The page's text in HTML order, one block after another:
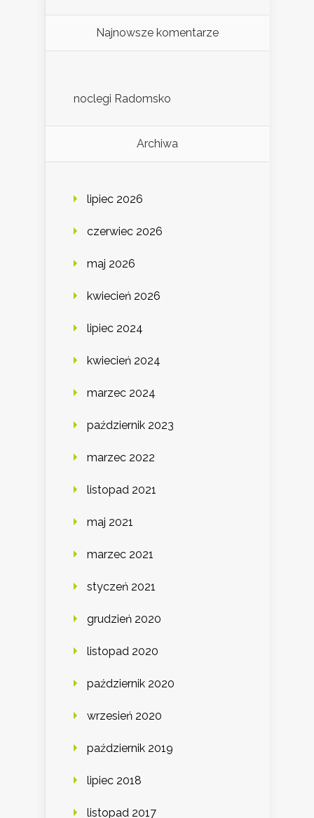
Najnowsze komentarze
noclegi Radomsko
Archiwa
lipiec 2026
czerwiec 2026
maj 2026
kwiecień 2026
lipiec 2024
kwiecień 2024
marzec 2024
październik 2023
marzec 2022
listopad 2021
maj 2021
marzec 2021
styczeń 2021
grudzień 2020
listopad 2020
październik 2020
wrzesień 2020
październik 2019
lipiec 2018
listopad 2017